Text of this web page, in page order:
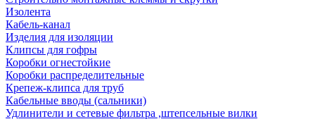
Изолента
Кабель-канал
Изделия для изоляции
Клипсы для гофры
Коробки огнестойкие
Коробки распределительные
Крепеж-клипса для труб
Кабельные вводы (сальники)
Удлинители и сетевые фильтра ,штепсельные вилки